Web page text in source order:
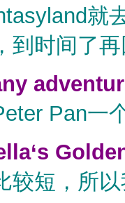
就
到时间了
Pan一
较短，所